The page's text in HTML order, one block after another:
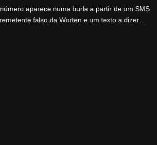
aparece numa burla a partir de um SMS
falso da Worten e um texto a dizer…